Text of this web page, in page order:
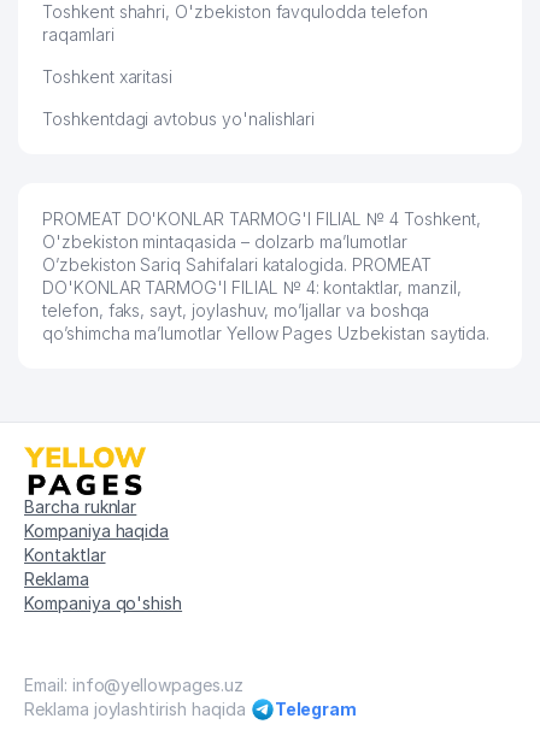
Toshkent shahri, O'zbekiston favqulodda telefon
raqamlari
Toshkent xaritasi
Toshkentdagi avtobus yo'nalishlari
PROMEAT DO'KONLAR TARMOG'I FILIAL № 4 Toshkent,
O'zbekiston mintaqasida – dolzarb ma’lumotlar
O’zbekiston Sariq Sahifalari katalogida. PROMEAT
DO'KONLAR TARMOG'I FILIAL № 4: kontaktlar, manzil,
telefon, faks, sayt, joylashuv, mo’ljallar va boshqa
qo’shimcha ma’lumotlar Yellow Pages Uzbekistan saytida.
Barcha ruknlar
Kompaniya haqida
Kontaktlar
Reklama
Kompaniya qo'shish
Email: info@yellowpages.uz
Reklama joylashtirish haqida
Telegram